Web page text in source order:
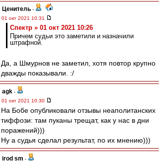
Ценитель -
01 окт 2021 10:31
Спектр » 01 окт 2021 10:26
Причем судьи это заметили и назначили
штрафной.
Да, а Шмурнов не заметил, хотя повтор крупно
дважды показывали. :/
agk -
01 окт 2021 10:30
На Бобе опубликовали отзывы неаполитанских
тиффози: там пуканы трещат, как у нас в дни
поражений)))
Ну а судья сделал результат, по их мнению)))
irod sm -